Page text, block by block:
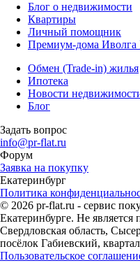
Блог о недвижимости
Квартиры
Личный помощник
Премиум-дома Иволга
Обмен (Trade-in) жилья
Ипотека
Новости
Блог
Задать вопрос
info@pr-flat.ru
Форум
Заявка на покупку
Екатеринбург
Политика
© 2026 pr-flat.ru - сервис
Екатеринбурге. Не
Свердловская область,
посёлок Габиевский,
Пользовательское